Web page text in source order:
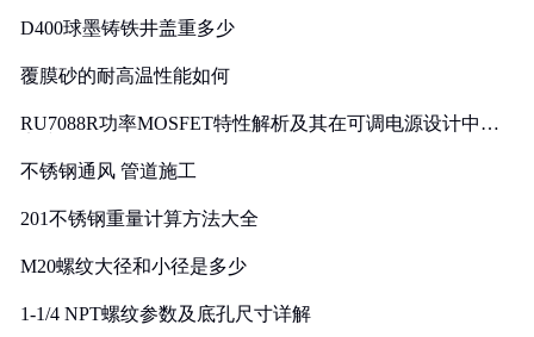
D400球墨铸铁井盖重多少
覆膜砂的耐高温性能如何
RU7088R功率MOSFET特性解析及其在可调电源设计中的
不锈钢通风 管道施工
201不锈钢重量计算方法大全
M20螺纹大径和小径是多少
1-1/4 NPT螺纹参数及底孔尺寸详解